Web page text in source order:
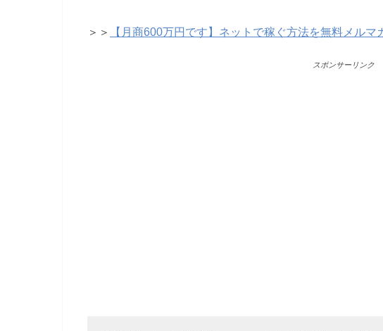
＞＞ 【月商600万円です】ネットで稼ぐ方法を無料メルマ
スポンサーリンク